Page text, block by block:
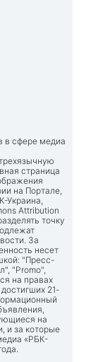
в сфере медиа
страница
на Портале,
Украина,
Attribution
точку
За
несет
"Пресс-
"Promo",
на правах
21-
на
и за которые
«РБК-